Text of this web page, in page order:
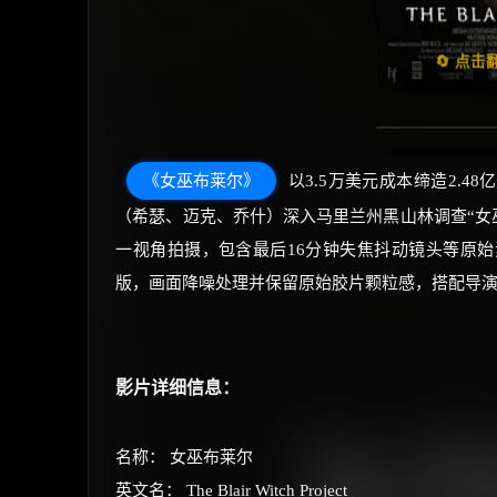
🔄 点击
天天领
《女巫布莱尔》
以3.5万美元成本缔造2.48
（希瑟、迈克、乔什）深入马里兰州黑山林调查“
一视角拍摄，包含最后16分钟失焦抖动镜头等原
版，画面降噪处理并保留原始胶片颗粒感，搭配导
影片详细信息：
名称： 女巫布莱尔
英文名： The Blair Witch Project